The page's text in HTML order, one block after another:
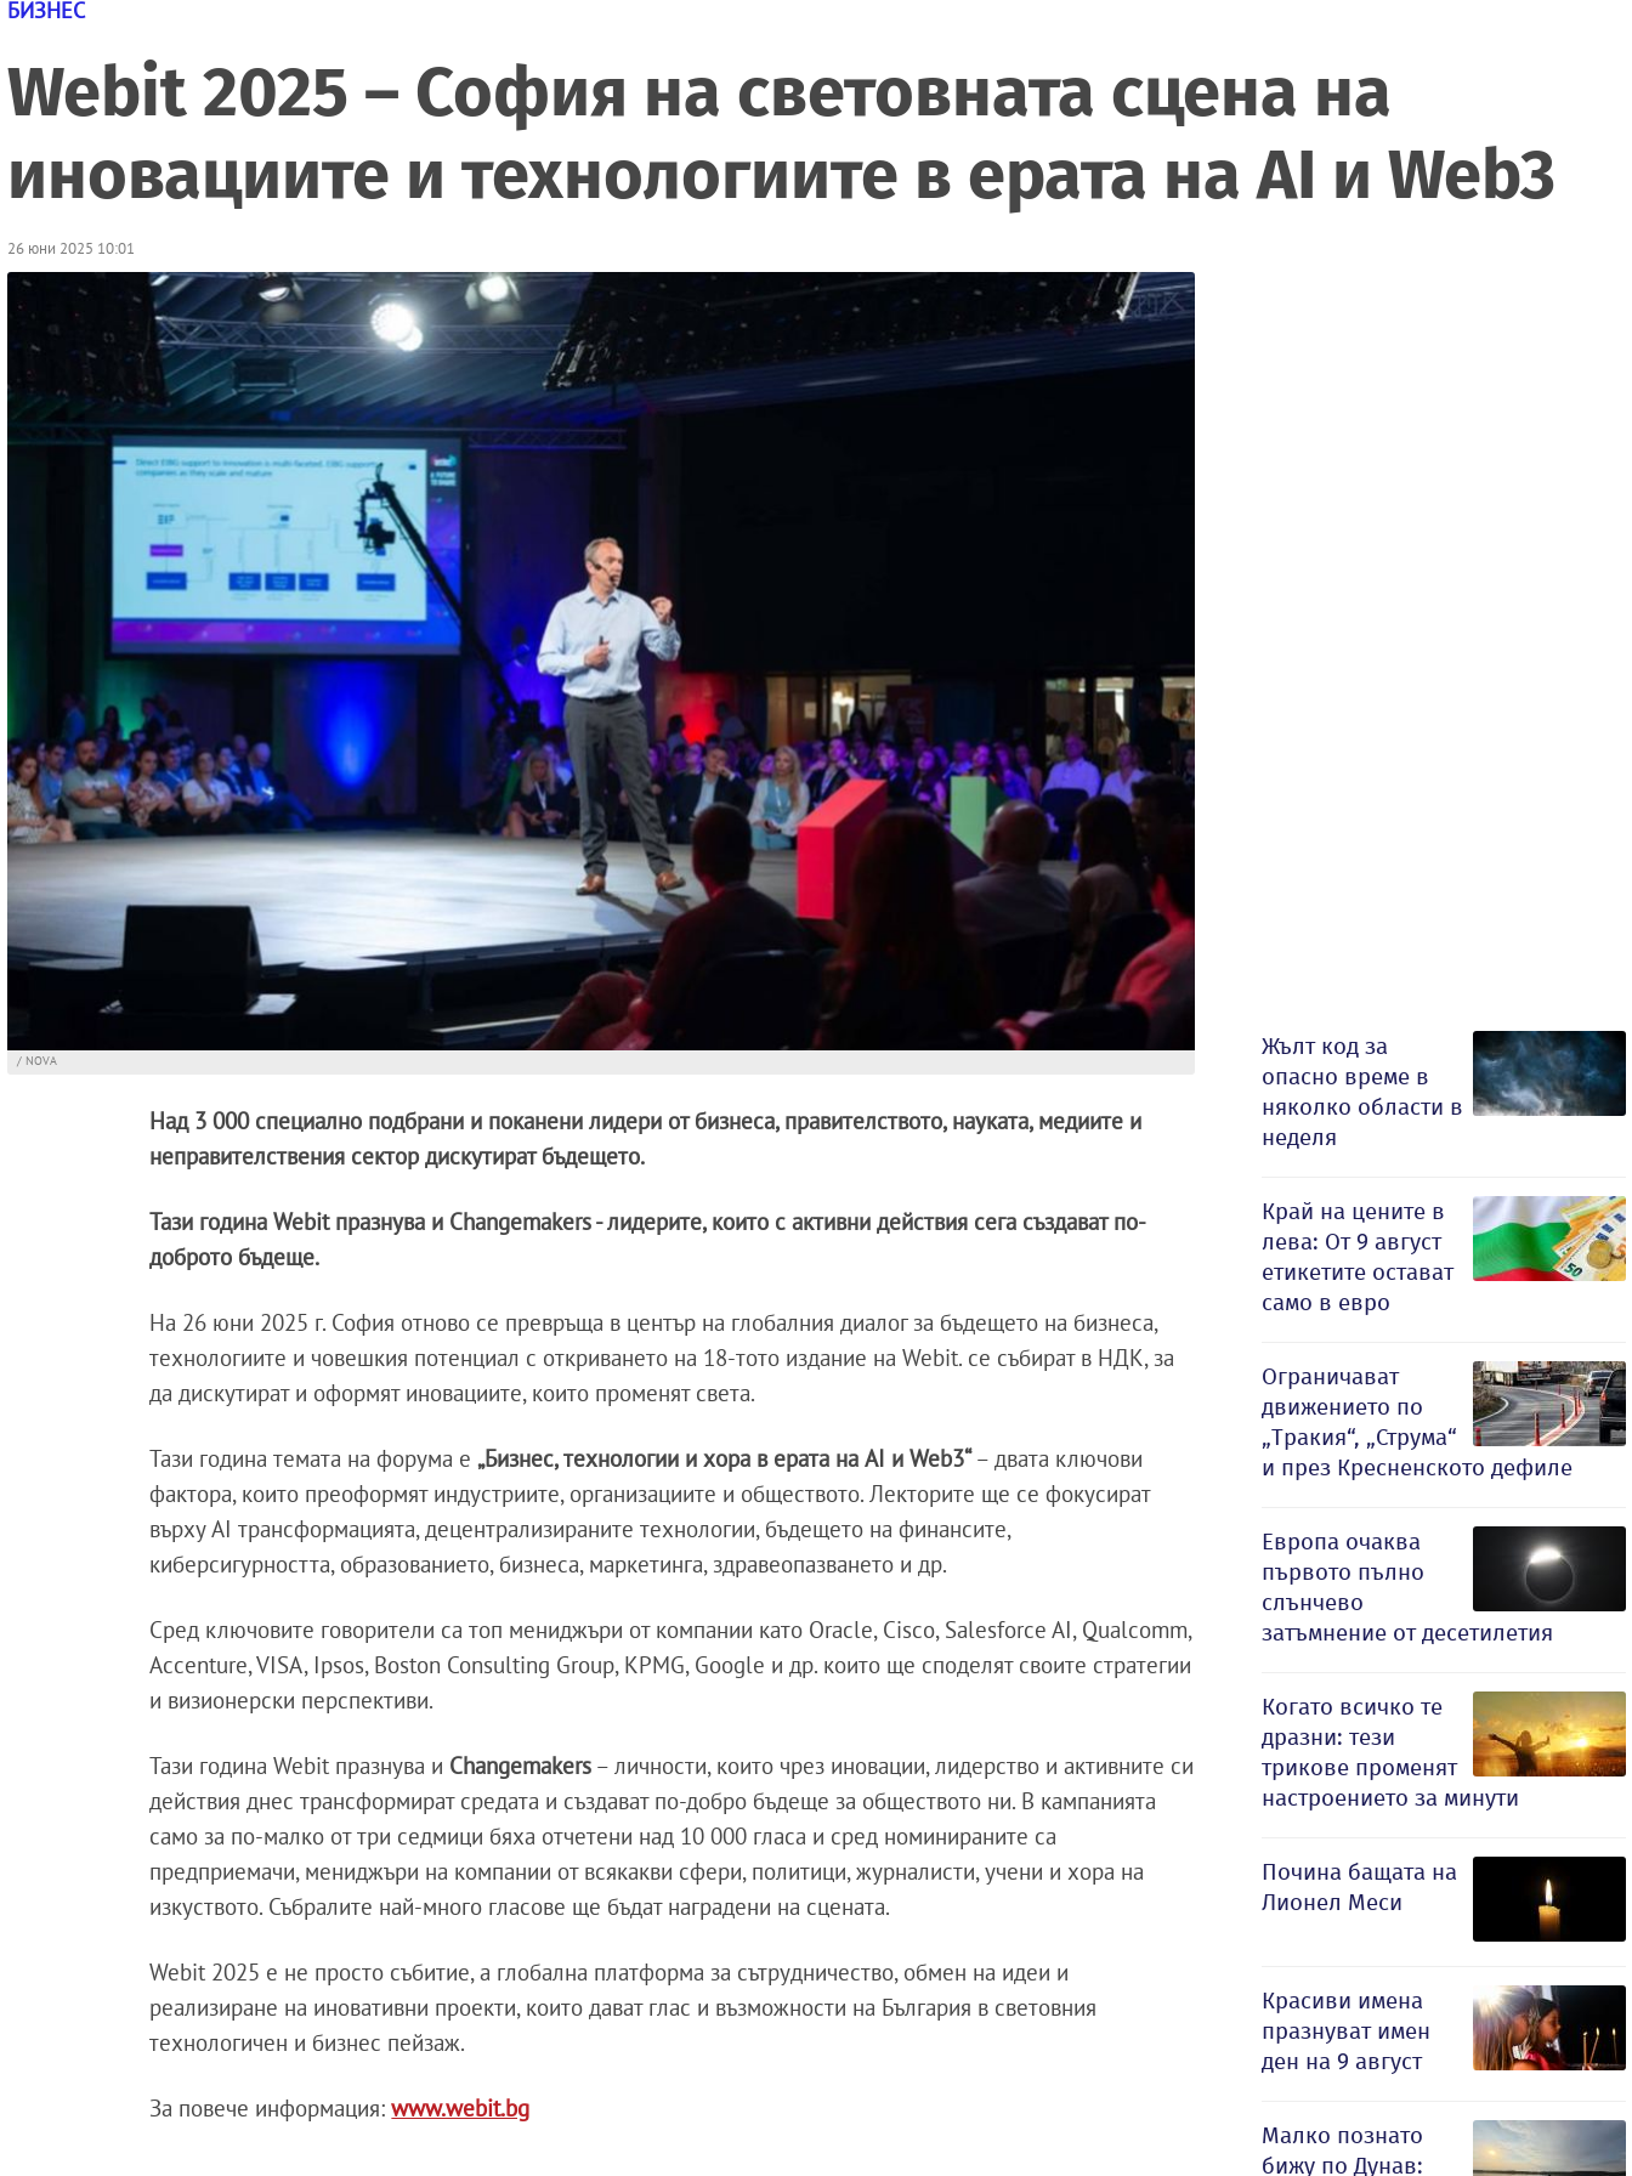
БИЗНЕС
Webit 2025 – София на световната сцена на
иновациите и технологиите в ерата на AI и Web3
26 юни 2025 10:01
/ NOVA
Над 3 000 специално подбрани и поканени лидери от бизнеса, правителството, науката, медиите и
неправителствения сектор дискутират бъдещето.
Тази година Webit празнува и Changemakers - лидерите, които с активни действия сега създават по-
доброто бъдеще.
На 26 юни 2025 г. София отново се превръща в център на глобалния диалог за бъдещето на бизнеса,
технологиите и човешкия потенциал с откриването на 18-тото издание на Webit. се събират в НДК, за
да дискутират и оформят иновациите, които променят света.
Тази година темата на форума е„Бизнес, технологии и хора в ерата на AI и Web3“– двата ключови
фактора, които преоформят индустриите, организациите и обществото. Лекторите ще се фокусират
върху AI трансформацията, децентрализираните технологии, бъдещето на финансите,
киберсигурността, образованието, бизнеса, маркетинга, здравеопазването и др.
Сред ключовите говорители са топ мениджъри от компании като Oracle, Cisco, Salesforce AI, Qualcomm,
Accenture, VISA, Ipsos, Boston Consulting Group, KPMG, Google и др. които ще споделят своите стратегии
и визионерски перспективи.
Тази година Webit празнува и Changemakers – личности, които чрез иновации, лидерство и активните си
действия днес трансформират средата и създават по-добро бъдеще за обществото ни. В кампанията
само за по-малко от три седмици бяха отчетени над 10 000 гласа и сред номинираните са
предприемачи, мениджъри на компании от всякакви сфери, политици, журналисти, учени и хора на
изкуството. Събралите най-много гласове ще бъдат наградени на сцената.
Webit 2025 е не просто събитие, а глобална платформа за сътрудничество, обмен на идеи и
реализиране на иновативни проекти, които дават глас и възможности на България в световния
технологичен и бизнес пейзаж.
За повече информация:www.webit.bg
Жълт код за
опасно време в
няколко области в
неделя
Край на цените в
лева: От 9 август
етикетите остават
само в евро
Ограничават
движението по
„Тракия“, „Струма“
и през Кресненското дефиле
Европа очаква
първото пълно
слънчево
затъмнение от десетилетия
Когато всичко те
дразни: тези
трикове променят
настроението за минути
Почина бащата на
Лионел Меси
Красиви имена
празнуват имен
ден на 9 август
Малко познато
бижу по Дунав: